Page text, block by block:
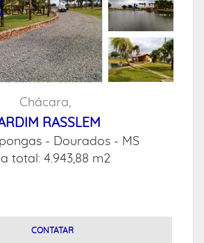
Chácara,
RASSLEM
- Dourados - MS
total: 4.943,88 m2
CONTATAR